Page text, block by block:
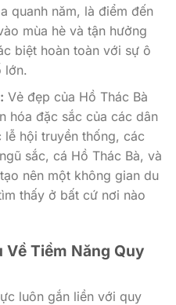
quanh năm, là điểm đến
mùa hè và tận hưởng
biệt hoàn toàn với sự ô
lớn.
Vẻ đẹp của Hồ Thác Bà
hóa đặc sắc của các dân
hội truyền thống, các
sắc, cá Hồ Thác Bà, và
nên một không gian du
thấy ở bất cứ nơi nào
Về Tiềm Năng Quy
luôn gắn liền với quy